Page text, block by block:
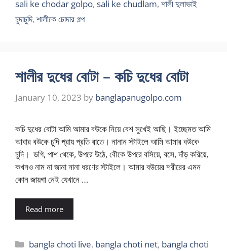
sali ke chodar golpo, sali ke chudlam, শালী দুলাভাই
চুদাচুদি, শালীকে চোদার গল্প
শালীর দুধের বোটা – কচি দুধের বোটা
January 10, 2023 by banglapanugolpo.com
কচি দুধের বোটা আমি আমার বউকে নিয়ে বেশ সুখেই আছি। ইচ্ছেমত আমি
আবার বউকে চুদি প্রায় প্রতি রাতে। নানান স্টাইলে আমি আমার বউকে
চুদি। ডগি, পাশ থেকে, উপরে উঠে, বৌকে উপরে বসিয়ে, বসে, দাঁড় করিয়ে,
কখনও নাম না জানা নানা ধরণের স্টাইলে। আমার বউয়ের শরীরের এমন
কোন জায়গা নেই যেখানে …
Read more
Categories
bangla choti live, bangla choti net, bangla choti